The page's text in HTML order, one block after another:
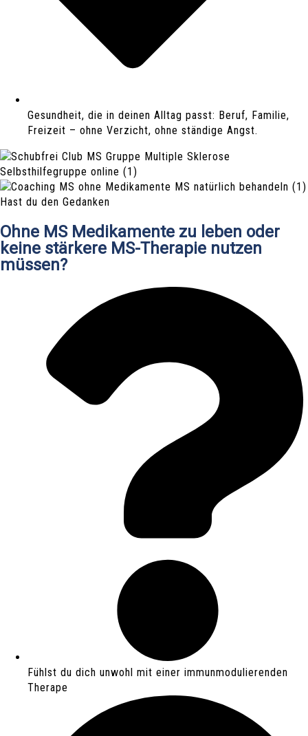
Gesundheit, die in deinen Alltag passt: Beruf, Familie,
Freizeit – ohne Verzicht, ohne ständige Angst.
Hast du den Gedanken
Ohne MS Medikamente zu leben oder
keine stärkere MS-Therapie nutzen
müssen?
Fühlst du dich unwohl mit einer immunmodulierenden
Therape